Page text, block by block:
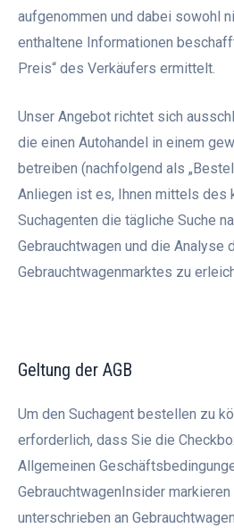
aufgenommen und dabei sowohl
enthaltene Informationen
Preis“ des Verkäufers ermittelt.
Unser Angebot richtet sich
die einen Autohandel in einem
betreiben (nachfolgend als
Anliegen ist es, Ihnen mittels des
Suchagenten die tägliche Suche
Gebrauchtwagen und die Analyse
Gebrauchtwagenmarktes zu
Geltung der AGB
Um den Suchagent bestellen zu
erforderlich, dass Sie die
Allgemeinen
GebrauchtwagenInsider markieren
unterschrieben an